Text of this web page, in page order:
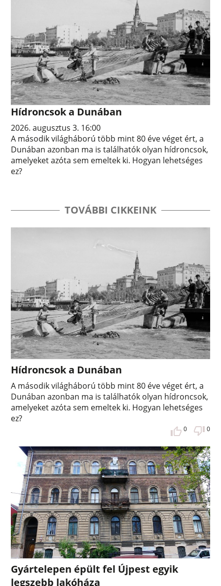
Hídroncsok a Dunában
2026. augusztus 3. 16:00
A második világháború több mint 80 éve véget ért, a
Dunában azonban ma is találhatók olyan hídroncsok,
amelyeket azóta sem emeltek ki. Hogyan lehetséges
ez?
TOVÁBBI CIKKEINK
Hídroncsok a Dunában
A második világháború több mint 80 éve véget ért, a
Dunában azonban ma is találhatók olyan hídroncsok,
amelyeket azóta sem emeltek ki. Hogyan lehetséges
ez?
0 0
Gyártelepen épült fel Újpest egyik
legszebb lakóháza